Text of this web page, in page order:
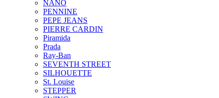
NANO
PENNINE
PEPE JEANS
PIERRE CARDIN
Piramida
Prada
Ray-Ban
SEVENTH STREET
SILHOUETTE
St. Louise
STEPPER